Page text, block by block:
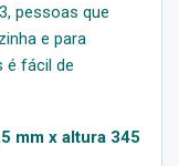
pessoas que
e para
é fácil de
mm x altura 345